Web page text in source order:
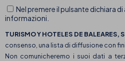
Nel premere il pulsante dichiara
informazioni.
TURISMO Y HOTELES DE BALEARES,
consenso, una lista di diffusione con
Non comunicheremo i suoi dati a